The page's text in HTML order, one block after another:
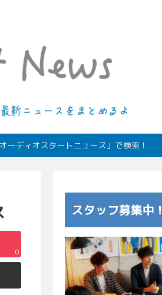
ディオスタートニュース」で検索！
0
スタッフ募集中！